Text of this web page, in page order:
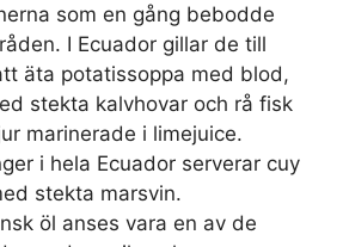
som en gång bebodde
I Ecuador gillar de till
äta potatissoppa med blod,
stekta kalvhovar och rå fisk
marinerade i limejuice.
i hela Ecuador serverar cuy
stekta marsvin.
öl anses vara en av de